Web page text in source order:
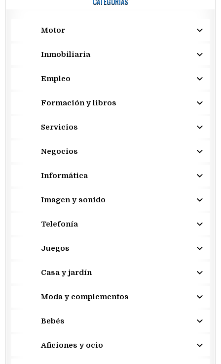
Motor
Inmobiliaria
Empleo
Formación y libros
Servicios
Negocios
Informática
Imagen y sonido
Telefonía
Juegos
Casa y jardín
Moda y complementos
Bebés
Aficiones y ocio